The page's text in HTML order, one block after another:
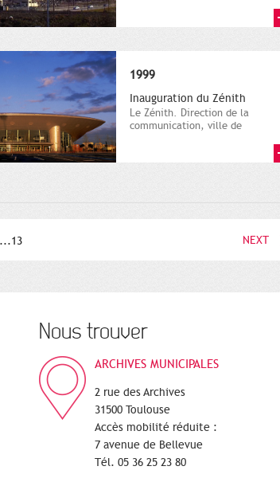
1999
Inauguration du Zénith
Le Zénith. Direction de la
communication, ville de
...13 NEXT
Nous trouver
ARCHIVES MUNICIPALES
2 rue des Archives
31500 Toulouse
Accès mobilité réduite :
7 avenue de Bellevue
Tél. 05 36 25 23 80